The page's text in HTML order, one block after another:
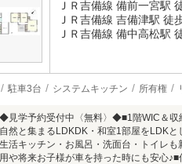
ＪＲ吉備線 備前一宮駅
ＪＲ吉備線 吉備津駅 徒
ＪＲ吉備線 備中高松駅
駐車3台 システムキッチン 所有権
◆見学予約受付中〈無料〉◆■1階WIC＆収
自然と集まるLDKDK・和室1部屋をLDK
生活キッチン・お風呂・洗面台・トイレ
用や将来お子様が車を持った時にも安心